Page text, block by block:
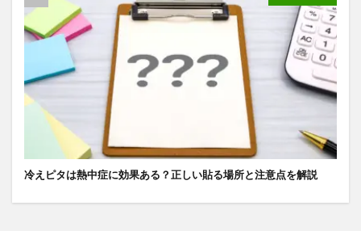
冷えピタは熱中症に効果ある？正しい貼る場所と注意点を解説